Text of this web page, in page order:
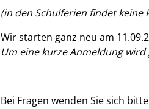
(in den Schulferien findet keine
Wir starten ganz neu am
Um eine kurze Anmeldung wird
Bei Fragen wenden Sie sich